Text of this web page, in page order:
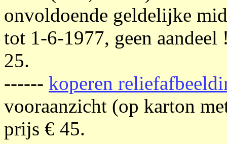
onvoldoende geldelijke
tot 1-6-1977, geen
25.
------ koperen
vooraanzicht (op karton
prijs € 45.